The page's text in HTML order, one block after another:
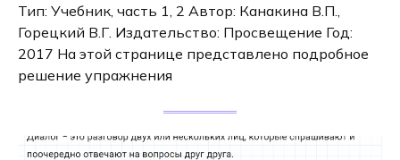
Тип: Учебник, часть 1, 2 Автор: Канакина В.П.,
Горецкий В.Г. Издательство: Просвещение Год:
2017 На этой странице представлено подробное
решение упражнения